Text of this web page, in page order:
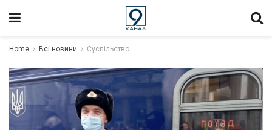
Home Всі новини Суспільство